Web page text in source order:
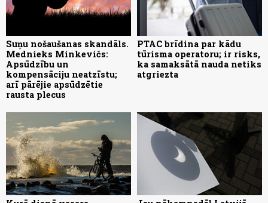
Suņu nošaušanas skandāls.
Mednieks Minkevičs:
Apsūdzību un
kompensāciju neatzīstu;
arī pārējie apsūdzētie
rausta plecus
PTAC brīdina par kādu
tūrisma operatoru; ir risks,
ka samaksātā nauda netiks
atgriezta